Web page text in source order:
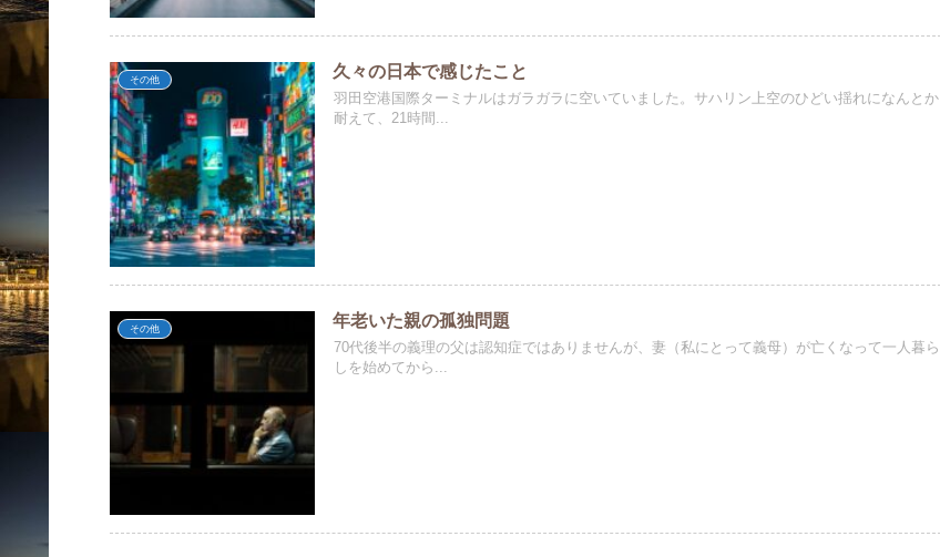
その他 久々の日本で感じたこと
羽田空港国際ターミナルはガラガラに空いていました。サハリン上空のひどい揺れになんとか
耐えて、21時間...
その他 年老いた親の孤独問題
70代後半の義理の父は認知症ではありませんが、妻（私にとって義母）が亡くなって一人暮ら
しを始めてから...